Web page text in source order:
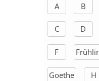
h
A B
C D
F
Goethe H